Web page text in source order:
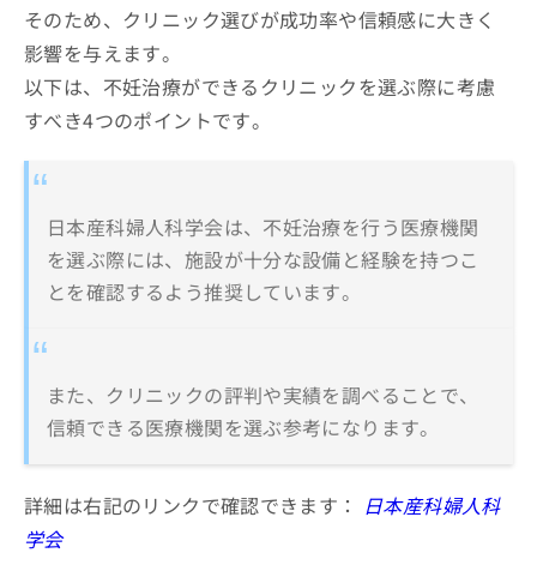
そのため、クリニック選びが成功率や信頼感に大きく
影響を与えます。
以下は、不妊治療ができるクリニックを選ぶ際に考慮
すべき4つのポイントです。
日本産科婦人科学会は、不妊治療を行う医療機関
を選ぶ際には、施設が十分な設備と経験を持つこ
とを確認するよう推奨しています。
また、クリニックの評判や実績を調べることで、
信頼できる医療機関を選ぶ参考になります。
詳細は右記のリンクで確認できます：
日本産科婦人科
学会